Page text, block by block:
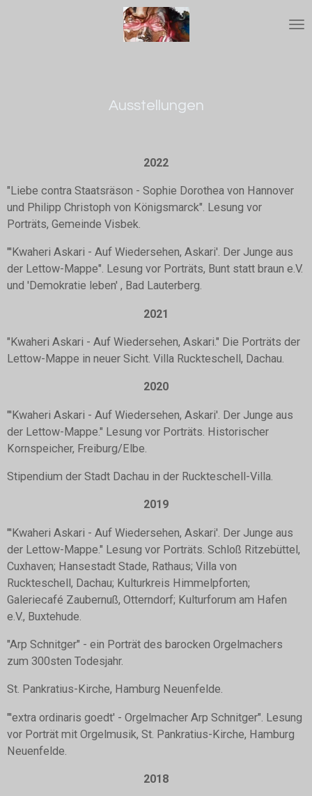
Ausstellungen
2022
"Liebe contra Staatsräson - Sophie Dorothea von Hannover
und Philipp Christoph von Königsmarck". Lesung vor
Porträts, Gemeinde Visbek.
"'Kwaheri Askari - Auf Wiedersehen, Askari'. Der Junge aus
der Lettow-Mappe". Lesung vor Porträts, Bunt statt braun e.V.
und 'Demokratie leben' , Bad Lauterberg.
2021
"Kwaheri Askari - Auf Wiedersehen, Askari." Die Porträts der
Lettow-Mappe in neuer Sicht. Villa Ruckteschell, Dachau.
2020
"'Kwaheri Askari - Auf Wiedersehen, Askari'. Der Junge aus
der Lettow-Mappe." Lesung vor Porträts. Historischer
Kornspeicher, Freiburg/Elbe.
Stipendium der Stadt Dachau in der Ruckteschell-Villa.
2019
"'Kwaheri Askari - Auf Wiedersehen, Askari'. Der Junge aus
der Lettow-Mappe." Lesung vor Porträts. Schloß Ritzebüttel,
Cuxhaven; Hansestadt Stade, Rathaus; Villa von
Ruckteschell, Dachau; Kulturkreis Himmelpforten;
Galeriecafé Zaubernuß, Otterndorf; Kulturforum am Hafen
e.V., Buxtehude.
"Arp Schnitger" - ein Porträt des barocken Orgelmachers
zum 300sten Todesjahr.
St. Pankratius-Kirche, Hamburg Neuenfelde.
"'extra ordinaris goedt' - Orgelmacher Arp Schnitger". Lesung
vor Porträt mit Orgelmusik, St. Pankratius-Kirche, Hamburg
Neuenfelde.
2018